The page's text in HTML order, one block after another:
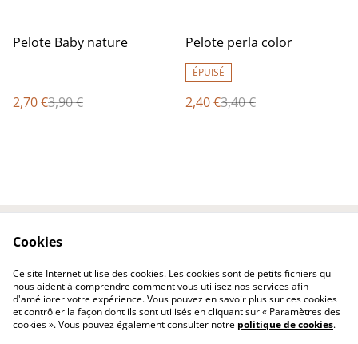
%
Pelote Baby nature
2,70 €3,90 €
%
Pelote perla color
ÉPUISÉ
2,40 €3,40 €
Politique de
confidentialité
Politique de cookies
Cookies
Ce site Internet utilise des cookies. Les cookies sont de petits fichiers qui
nous aident à comprendre comment vous utilisez nos services afin
d'améliorer votre expérience. Vous pouvez en savoir plus sur ces cookies
et contrôler la façon dont ils sont utilisés en cliquant sur « Paramètres des
cookies ». Vous pouvez également consulter notre politique de cookies.